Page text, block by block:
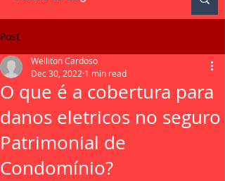
Post
O que é a cobertura para
danos eletricos no seguro
Patrimonial de
Condomínio?
Welliton Cardoso
Dec 30, 2022 1 min read